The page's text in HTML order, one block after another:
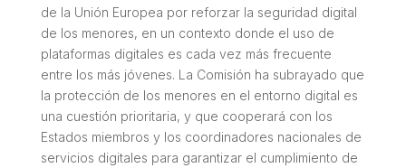
de la Unión Europea por reforzar la seguridad digital
de los menores, en un contexto donde el uso de
plataformas digitales es cada vez más frecuente
entre los más jóvenes. La Comisión ha subrayado que
la protección de los menores en el entorno digital es
una cuestión prioritaria, y que cooperará con los
Estados miembros y los coordinadores nacionales de
servicios digitales para garantizar el cumplimiento de